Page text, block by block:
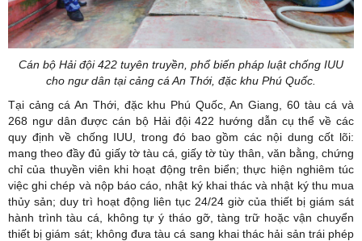
Cán bộ Hải đội 422 tuyên truyền, phổ biến pháp luật chống IUU
cho ngư dân tại cảng cá An Thới, đặc khu Phú Quốc.
Tại cảng cá An Thới, đặc khu Phú Quốc, An Giang, 60 tàu cá và
268 ngư dân được cán bộ Hải đội 422 hướng dẫn cụ thể về các
quy định về chống IUU, trong đó bao gồm các nội dung cốt lõi:
mang theo đầy đủ giấy tờ tàu cá, giấy tờ tùy thân, văn bằng, chứng
chỉ của thuyền viên khi hoạt động trên biển; thực hiện nghiêm túc
việc ghi chép và nộp báo cáo, nhật ký khai thác và nhật ký thu mua
thủy sản; duy trì hoạt động liên tục 24/24 giờ của thiết bị giám sát
hành trình tàu cá, không tự ý tháo gỡ, tàng trữ hoặc vận chuyển
thiết bị giám sát; không đưa tàu cá sang khai thác hải sản trái phép